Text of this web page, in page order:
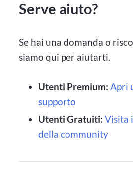
Serve aiuto?
Se hai una domanda o
siamo qui per aiutarti.
Utenti Premium: Apri
supporto
Utenti Gratuiti: Visita
della community